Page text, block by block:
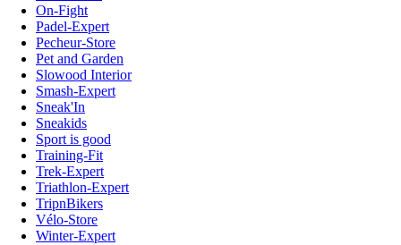
On-Fight
Padel-Expert
Pecheur-Store
Pet and Garden
Slowood Interior
Smash-Expert
Sneak'In
Sneakids
Sport is good
Training-Fit
Trek-Expert
Triathlon-Expert
TripnBikers
Vélo-Store
Winter-Expert